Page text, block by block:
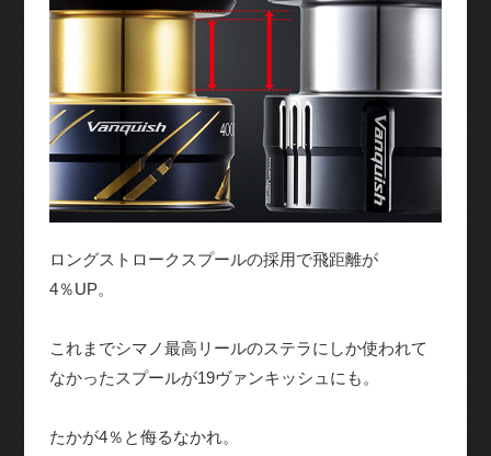
ロングストロークスプールの採用で飛距離が
4％UP。
これまでシマノ最高リールのステラにしか使われて
なかったスプールが19ヴァンキッシュにも。
たかが4％と侮るなかれ。